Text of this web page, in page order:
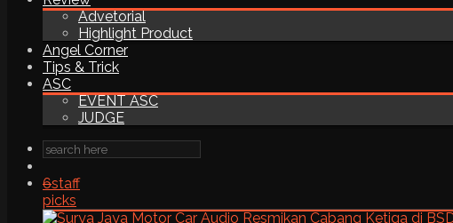
Advetorial
Highlight Product
Angel Corner
Tips & Trick
ASC
EVENT ASC
JUDGE
6staff
picks